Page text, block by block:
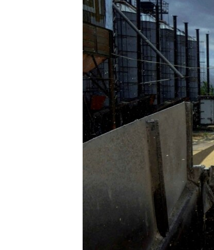
КРЫМ.НЕПОКОРЕННЫЙ
УКРАИНСКАЯ ПРОБЛЕМА КРЫМА